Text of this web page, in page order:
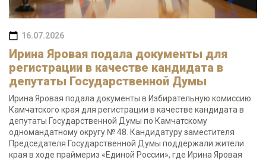
16.07.2026
Ирина Яровая подала документы для
регистрации в качестве кандидата в
депутаты Государственной Думы
Ирина Яровая подала документы в Избирательную комиссию
Камчатского края для регистрации в качестве кандидата в
депутаты Государственной Думы по Камчатскому
одномандатному округу № 48. Кандидатуру заместителя
Председателя Государственной Думы поддержали жители
края в ходе праймериз «Единой России», где Ирина Яровая